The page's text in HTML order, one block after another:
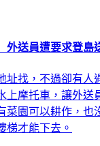
外送員遭要求登島
址找，不過卻有人
上摩托車，讓外送
菜園可以耕作，也
梯才能下去。